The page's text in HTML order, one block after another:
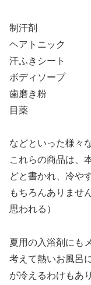
制汗剤
ヘアトニック
汗ふきシート
ボディソープ
歯磨き粉
目薬
などといった様々
これらの商品は、
どと書かれ、冷や
もちろんありませ
思われる）
夏用の入浴剤にも
考えて熱いお風呂
が冷えるわけもあ